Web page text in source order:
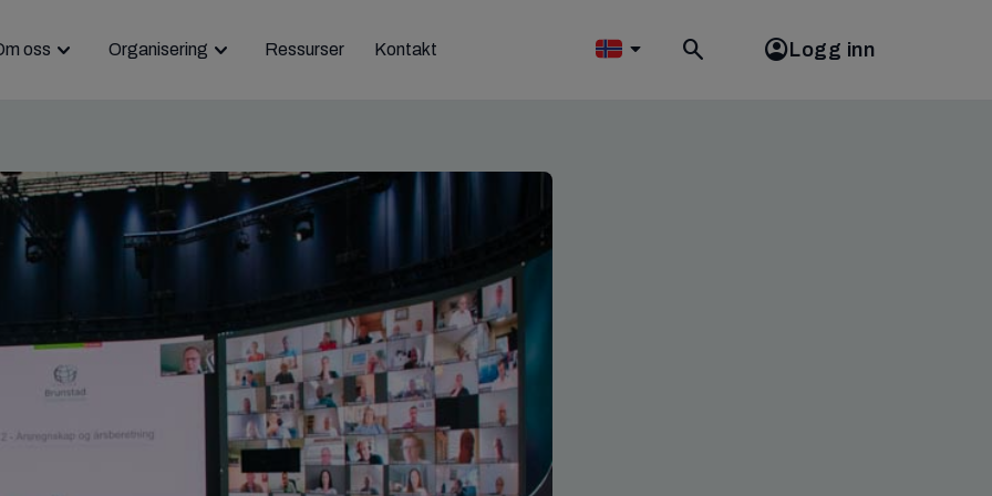
oss Organisering Ressurser Kontakt
Toggle
Logg inn